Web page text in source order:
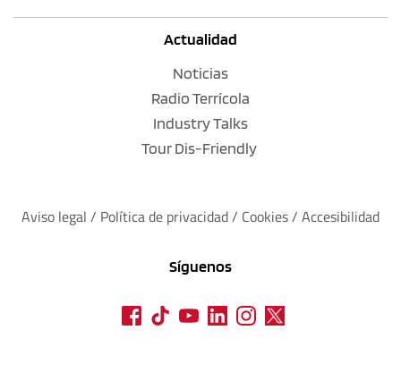
Actualidad
Noticias
Radio Terrícola
Industry Talks
Tour Dis-Friendly
Aviso legal / Política de privacidad / Cookies / Accesibilidad
Síguenos